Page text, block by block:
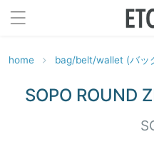
home bag/belt/wallet (バッ
SOPO ROUND